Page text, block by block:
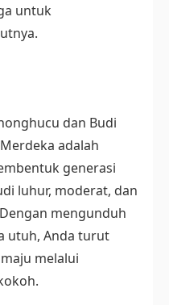
untuk
dan Budi
adalah
generasi
luhur, moderat, dan
mengunduh
utuh, Anda turut
melalui